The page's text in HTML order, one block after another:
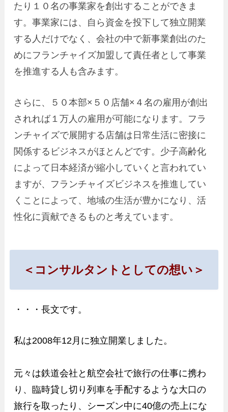
たり１０名の事業家を創出することができま
す。事業家には、自ら資金を投下して独立開業
する人だけでなく、会社の中で新事業創出のた
めにフランチャイズ加盟して責任者として事業
を推進する人も含みます。
さらに、５０本部×５０店舗×４名の雇用が創出
されれば１万人の雇用が可能になります。フラ
ンチャイズで展開する店舗は日常生活に密接に
関係するビジネスがほとんどです。少子高齢化
によって日本経済が縮小していくと言われてい
ますが、フランチャイズビジネスを推進してい
くことによって、地域の生活が豊かになり、活
性化に貢献できるものと考えています。
＜ コンサルタントとしての想い ＞
・・・長文です。
私は2008年12月に独立開業しました。
元々は鉄道会社と航空会社で旅行の仕事に携わ
り、臨時貸し切り列車を手配するような大口の
旅行を取ったり、シーズン中に40億の売上にな